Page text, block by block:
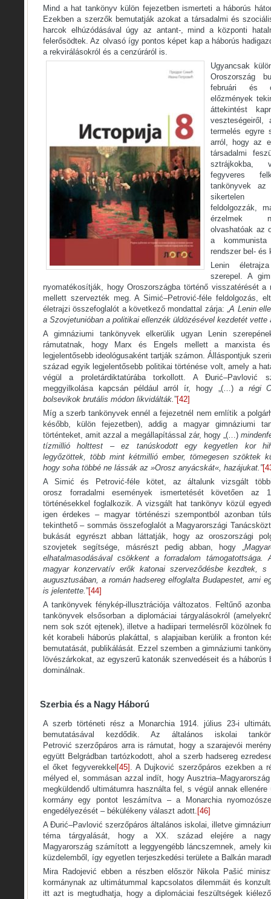
Mind a hat tankönyv külön fejezetben ismerteti a háborús
Ezekben a szerzők bemutatják azokat a társadalmi és
harcok elhúzódásával úgy az antant-, mind a központi
felerősödtek. Az olvasó így pontos képet kap a háborús
a rekvirálásokról és a cenzúráról is.
Ugyancsak
Oroszország
februári és
előzmények
áttekintést
veszteségeiről,
termelés egyre
arról, hogy az
társadalmi
sztrájkokba,
fegyveres
tankönyvek az
sikertelen
feldolgozzák,
érzelmek
olvashatóak az
a
rendszer bel- és
Lenin
szerepel. A
nyomatékosítják, hogy Oroszországba történő visszatérését a
mellett szervezték meg. A Simić–Petrović-féle feldolgozás,
életrajzi összefoglalót a következő mondattal zárja: „A Lenin
a Szovjetunióban a politikai ellenzék üldözésével kezdetét vette
A gimnáziumi tankönyvek elkerülik ugyan Lenin
rámutatnak, hogy Marx és Engels mellett a marxista
legjelentősebb ideológusaként tartják számon. Álláspontjuk
század egyik legjelentősebb politikai történése volt, amely a
végül a proletárdiktatúrába torkollott. A Đurić–Pavlović
meggyilkolása kapcsán például arról ír, hogy „(…) a régi
bolsevikok brutális módon likvidálták. ”[42]
Míg a szerb tankönyvek ennél a fejezetnél nem említik a
később, külön fejezetben), addig a magyar gimnáziumi
történteket, amit azzal a megállapítással zár, hogy „(…)
tízmillió holttest – ez tanúskodott egy kegyetlen kor
legyőzöttek, több mint kétmillió ember, tömegesen szöktek
hogy soha többé ne lássák az »Orosz anyácskát«, hazájukat.”
A Simić és Petrović-féle kötet, az általunk vizsgált
orosz forradalmi események ismertetését követően az
történésekkel foglalkozik. A vizsgált hat tankönyv közül
igen érdekes – magyar történészi szempontból azonban
tekinthető – sommás összefoglalót a Magyarországi
bukását egyrészt abban láttatják, hogy az oroszországi
szovjetek segítsége, másrészt pedig abban, hogy „
elhatalmasodásával csökkent a forradalom
magyar konzervatív erők katonai szerveződésbe kezdtek, s
augusztusában, a román hadsereg elfoglalta Budapestet , ami
is jelentette. ”[44]
A tankönyvek fénykép-illusztrációja változatos. Feltűnő
tankönyvek elsősorban a diplomáciai tárgyalásokról
nem sok szót ejtenek), illetve a hadiipari termelésről közölnek
két korabeli háborús plakáttal, s alapjaiban kerülik a fronton
bemutatását, publikálását. Ezzel szemben a gimnáziumi
lövészárkokat, az egyszerű katonák szenvedéseit és a háborús
dominálnak.
Szerbia és a Nagy Háború
A szerb történeti rész a Monarchia 1914. július 23-i
bemutatásával kezdődik. Az általános iskolai
Petrović szerzőpáros arra is rámutat, hogy a szarajevói
együtt Belgrádban tartózkodott, ahol a szerb hadsereg
el őket fegyverekkel [45] . A Dujković szerzőpáros ezekben a
mélyed el, sommásan azzal indít, hogy
megküldendő ultimátumra használta fel, s végül annak
kormány egy pontot leszámítva – a Monarchia
engedélyezését – békülékeny választ adott. [46]
A Đurić–Pavlović szerzőpáros általános iskolai, illetve
téma tárgyalását, hogy a XX. század elejére a
Magyarország számított a leggyengébb láncszemnek, amely
küzdelemből, így egyetlen terjeszkedési területe a Balkán
Mira Radojević ebben a részben először Nikola Pašić
kormánynak az ultimátummal kapcsolatos dilemmáit és
itt azt is megtudhatja, hogy a diplomáciai feszültségek